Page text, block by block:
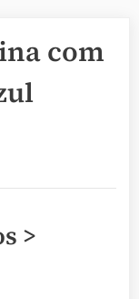
com
>